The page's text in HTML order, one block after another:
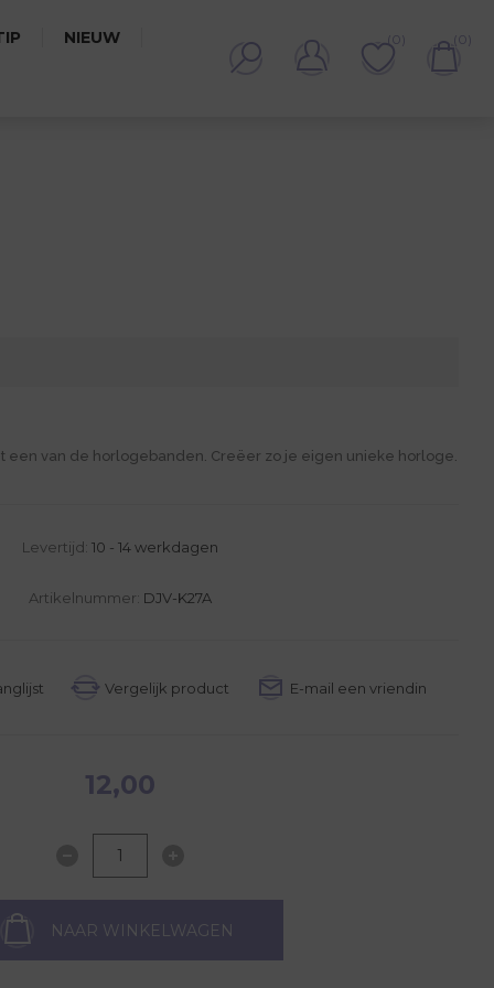
NIEUW (0) (0)
een van de horlogebanden. Creëer zo je eigen unieke horloge.
Levertijd: 10 - 14 werkdagen
Artikelnummer: DJV-K27A
12,00
NAAR WINKELWAGEN